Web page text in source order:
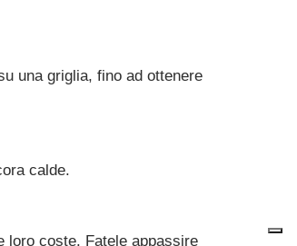
una griglia, fino ad ottenere
calde.
loro coste. Fatele appassire